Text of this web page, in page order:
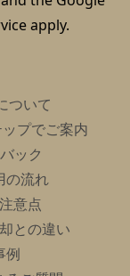
apply.
ついて
プでご案内
ック
の流れ
意点
との違い
例